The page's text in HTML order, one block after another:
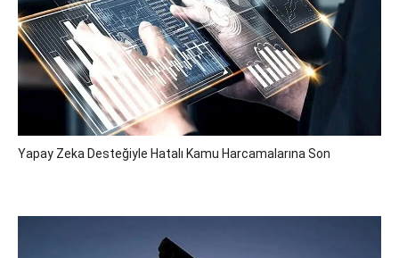
Yapay Zeka Desteğiyle Hatalı Kamu Harcamalarına Son